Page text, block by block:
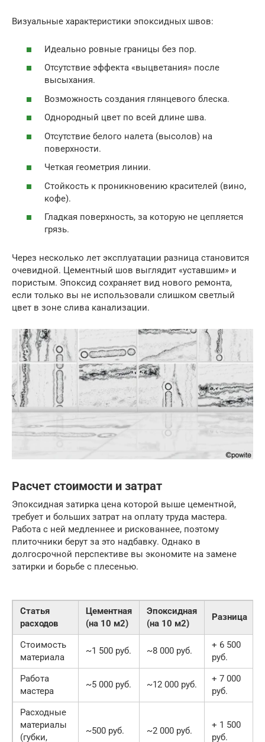
Визуальные характеристики эпоксидных швов:
Идеально ровные границы без пор.
Отсутствие эффекта «выцветания» после
высыхания.
Возможность создания глянцевого блеска.
Однородный цвет по всей длине шва.
Отсутствие белого налета (высолов) на
поверхности.
Четкая геометрия линии.
Стойкость к проникновению красителей (вино,
кофе).
Гладкая поверхность, за которую не цепляется
грязь.
Через несколько лет эксплуатации разница становится
очевидной. Цементный шов выглядит «уставшим» и
пористым. Эпоксид сохраняет вид нового ремонта,
если только вы не использовали слишком светлый
цвет в зоне слива канализации.
Расчет стоимости и затрат
Эпоксидная затирка цена которой выше цементной,
требует и больших затрат на оплату труда мастера.
Работа с ней медленнее и рискованнее, поэтому
плиточники берут за это надбавку. Однако в
долгосрочной перспективе вы экономите на замене
затирки и борьбе с плесенью.
Статья
расходов
Цементная
(на 10 м2)
Эпоксидная
(на 10 м2)
Разница
Стоимость
материала
~1 500 руб. ~8 000 руб.
+ 6 500
руб.
Работа
мастера
~5 000 руб. ~12 000 руб.
+ 7 000
руб.
Расходные
материалы
(губки,
~500 руб. ~2 000 руб.
+ 1 500
руб.